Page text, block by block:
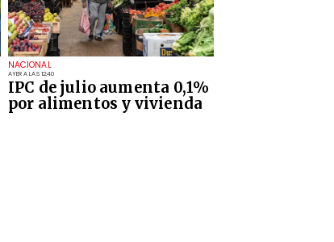
NACIONAL
AYER A LAS 12:40
IPC de julio aumenta 0,1%
por alimentos y vivienda